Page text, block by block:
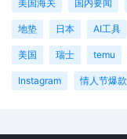
美国海关 国内要闻
地垫 日本 AI工具
美国 瑞士 temu
Instagram 情人节爆款